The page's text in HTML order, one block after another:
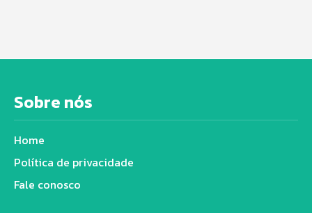
Sobre nós
Home
Política de privacidade
Fale conosco